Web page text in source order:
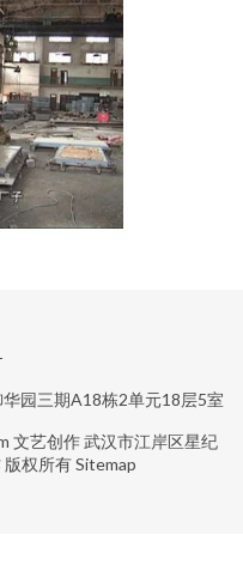
园三期A18栋2单元18层5室
文艺创作武汉市江岸区星纪
版权所有Sitemap